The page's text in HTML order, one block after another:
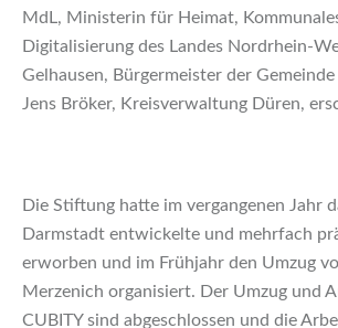
MdL, Ministerin für Heimat,
Digitalisierung des Landes Nordrhein-
Gelhausen, Bürgermeister der
Jens Bröker, Kreisverwaltung Düren,
Die Stiftung hatte im vergangenen Jahr
Darmstadt entwickelte und mehrfach
erworben und im Frühjahr den Umzug
Merzenich organisiert. Der Umzug und
CUBITY sind abgeschlossen und die